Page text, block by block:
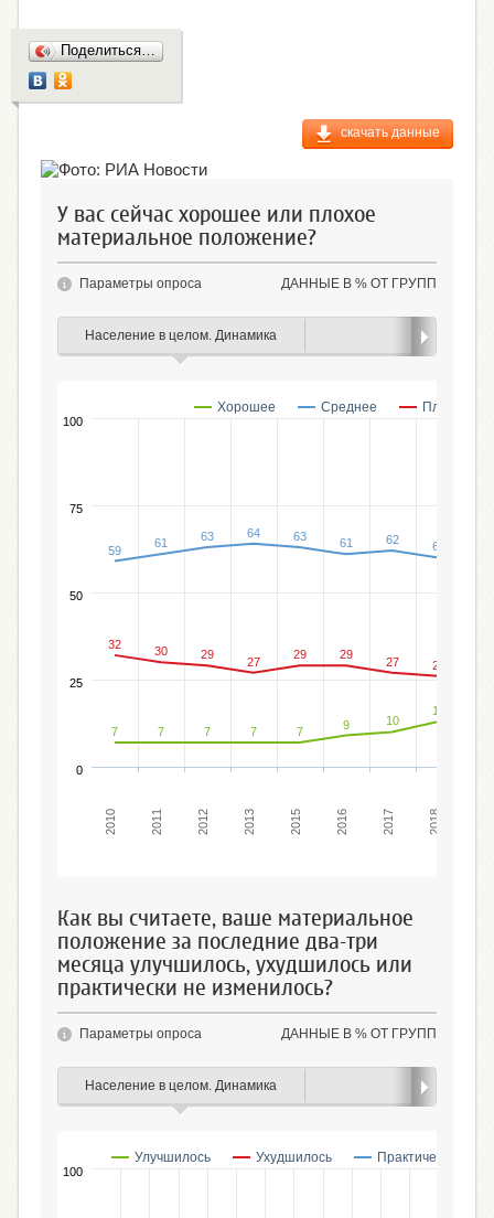
скачать данные
У вас сейчас хорошее или плохое
материальное положение?
ДАННЫЕ В % ОТ ГРУПП
Параметры опроса
Население в целом. Динамика Пол
32
30 29
27
29 29
27 26
59
61
63 64 63
61 62
60
7 7 7 7 7
9 10
13
Хорошее Среднее Плохое
2010 2011 2012 2013 2015 2016 2017 2018
0
100
25
50
75
Как вы считаете, ваше материальное
положение за последние два-три
месяца улучшилось, ухудшилось или
практически не изменилось?
ДАННЫЕ В % ОТ ГРУПП
Параметры опроса
Население в целом. Динамика Пол
Улучшилось Ухудшилось Практически не
100
Поделиться…